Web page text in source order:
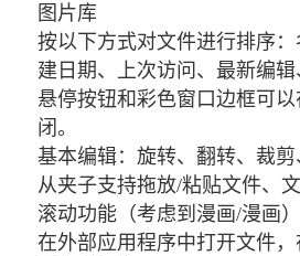
图片库
按以下方式对文件进行排序
建日期、上次访问、最新编
悬停按钮和彩色窗口边框可
闭。
基本编辑：旋转、翻转、裁
从夹子支持拖放/粘贴文件、
滚动功能（考虑到漫画/漫画）
在外部应用程序中打开文件